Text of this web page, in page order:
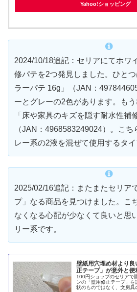
Yahoo!ショッピング
2024/10/18追記：セリアにてホワ
修パテを2つ発見しました。ひと
ラーパテ 16g」（JAN：
ーとグレーの2色があります。も
「床や家具のキズを隠す耐水性補
（JAN：4968583249024）。こ
レー系の2液を混ぜて使用するタイ
2025/02/16追記：またまたセリア
プ」なる商品を見つけました。こ
なくなる心配が少なくて良いと思
リー系です。
壁紙用穴埋め材より
正テープ」が意外と便
100円ショップのセリアで
ンの「壁用修正テープ」
状のものではなく、文房具